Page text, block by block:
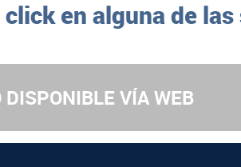
click en alguna de
VÍA WEB